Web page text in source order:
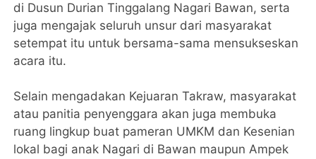
di Dusun Durian Tinggalang Nagari Bawan, serta
juga mengajak seluruh unsur dari masyarakat
setempat itu untuk bersama-sama mensukseskan
acara itu.
Selain mengadakan Kejuaran Takraw, masyarakat
atau panitia penyenggara akan juga membuka
ruang lingkup buat pameran UMKM dan Kesenian
lokal bagi anak Nagari di Bawan maupun Ampek